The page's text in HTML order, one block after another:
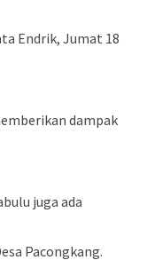
Endrik, Jumat 18
dampak
juga ada
Pacongkang.